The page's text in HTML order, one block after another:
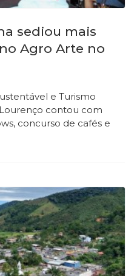
sediou mais
Agro Arte no
e Turismo
contou com
concurso de cafés e